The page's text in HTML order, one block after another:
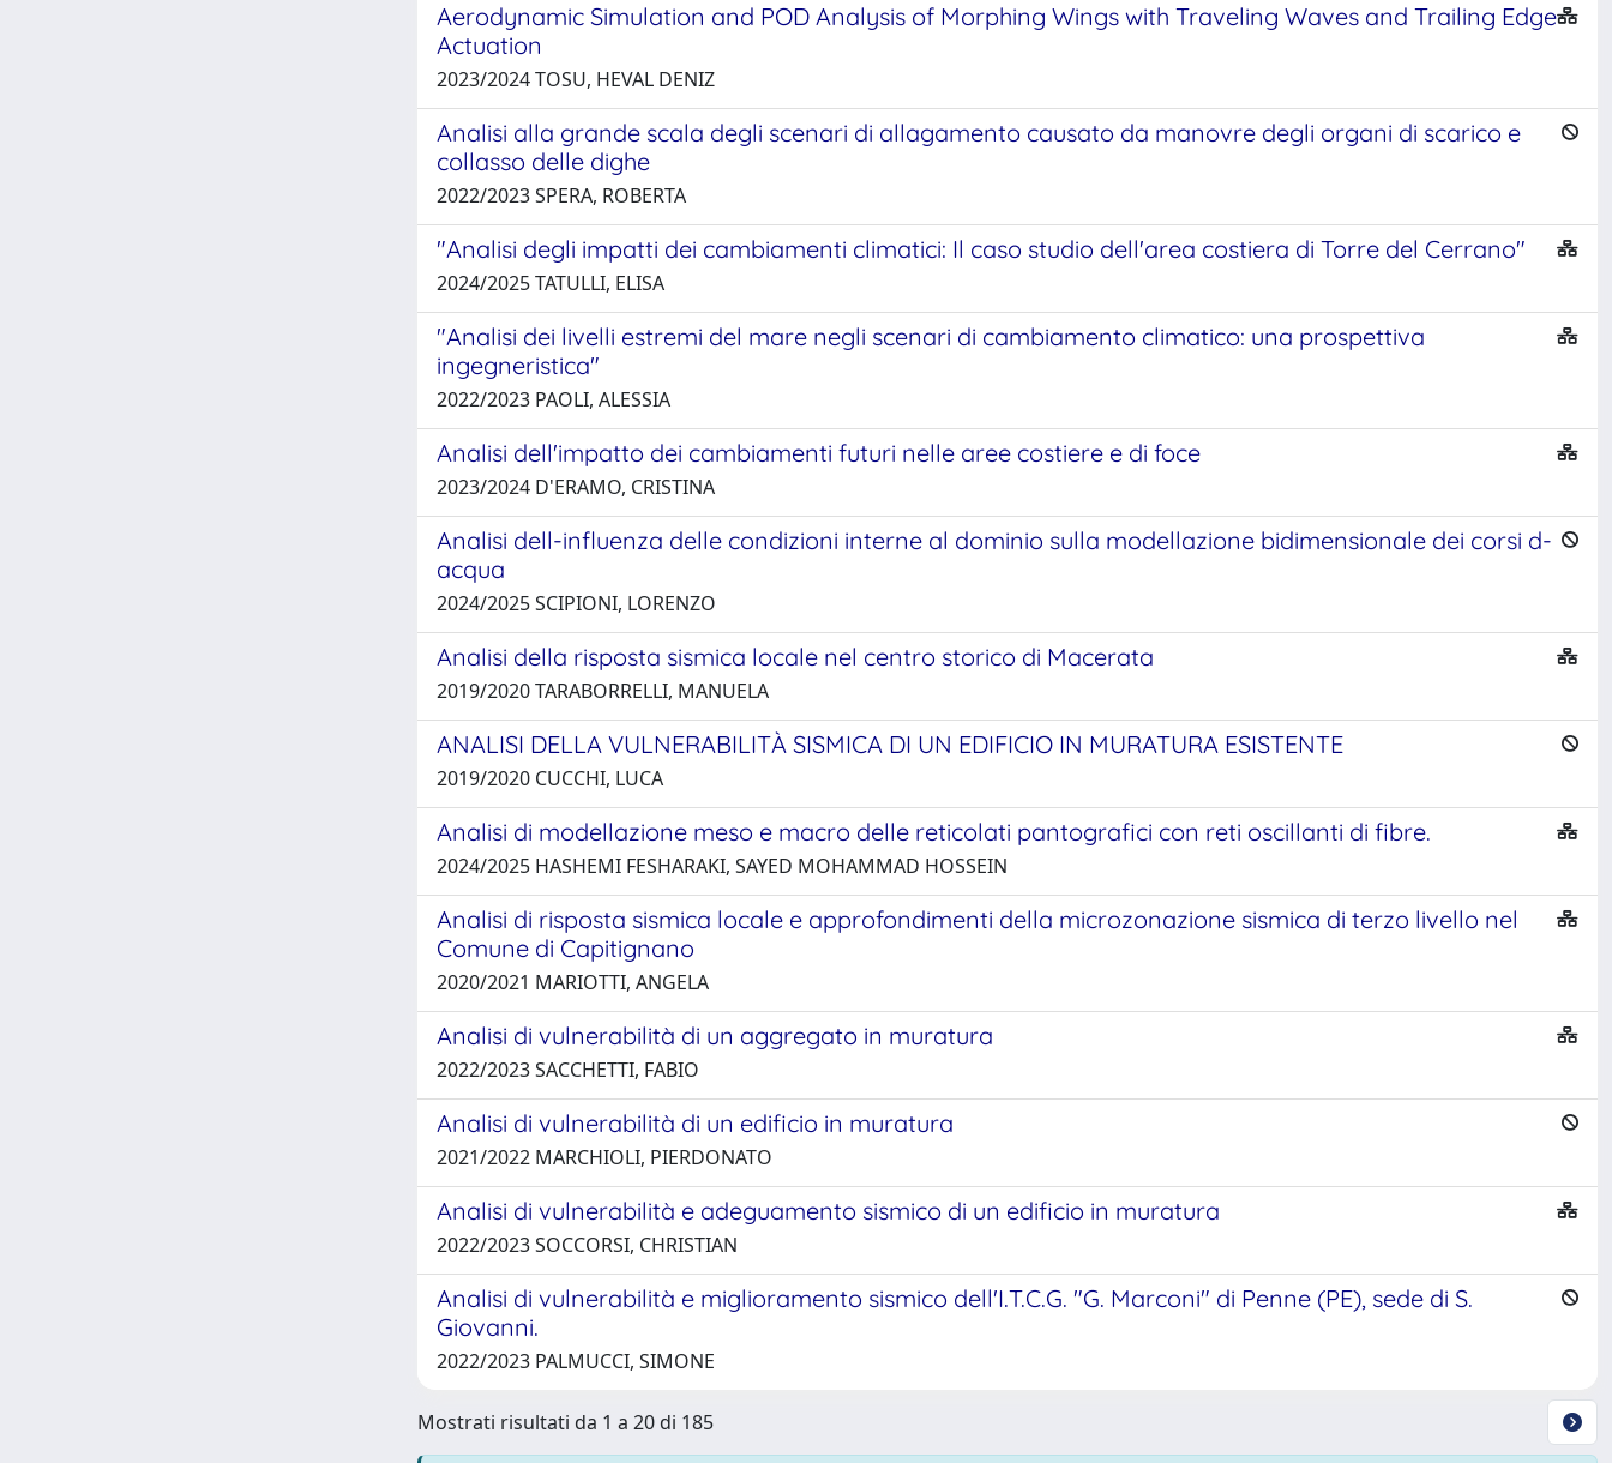
Aerodynamic Simulation and POD Analysis of Morphing Wings with Traveling Waves and Trailing Edge
Actuation
2023/2024 TOSU, HEVAL DENIZ
Analisi alla grande scala degli scenari di allagamento causato da manovre degli organi di scarico e
collasso delle dighe
2022/2023 SPERA, ROBERTA
"Analisi degli impatti dei cambiamenti climatici: Il caso studio dell'area costiera di Torre del Cerrano"
2024/2025 TATULLI, ELISA
"Analisi dei livelli estremi del mare negli scenari di cambiamento climatico: una prospettiva
ingegneristica"
2022/2023 PAOLI, ALESSIA
Analisi dell'impatto dei cambiamenti futuri nelle aree costiere e di foce
2023/2024 D'ERAMO, CRISTINA
Analisi dell-influenza delle condizioni interne al dominio sulla modellazione bidimensionale dei corsi d-
acqua
2024/2025 SCIPIONI, LORENZO
Analisi della risposta sismica locale nel centro storico di Macerata
2019/2020 TARABORRELLI, MANUELA
ANALISI DELLA VULNERABILITÀ SISMICA DI UN EDIFICIO IN MURATURA ESISTENTE
2019/2020 CUCCHI, LUCA
Analisi di modellazione meso e macro delle reticolati pantografici con reti oscillanti di fibre.
2024/2025 HASHEMI FESHARAKI, SAYED MOHAMMAD HOSSEIN
Analisi di risposta sismica locale e approfondimenti della microzonazione sismica di terzo livello nel
Comune di Capitignano
2020/2021 MARIOTTI, ANGELA
Analisi di vulnerabilità di un aggregato in muratura
2022/2023 SACCHETTI, FABIO
Analisi di vulnerabilità di un edificio in muratura
2021/2022 MARCHIOLI, PIERDONATO
Analisi di vulnerabilità e adeguamento sismico di un edificio in muratura
2022/2023 SOCCORSI, CHRISTIAN
Analisi di vulnerabilità e miglioramento sismico dell'I.T.C.G. "G. Marconi" di Penne (PE), sede di S.
Giovanni.
2022/2023 PALMUCCI, SIMONE
Mostrati risultati da 1 a 20 di 185